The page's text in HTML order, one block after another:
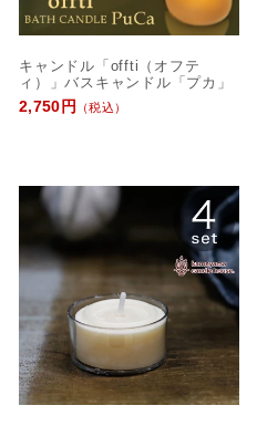
キャンドル「offti（オフテ
ィ）」バスキャンドル「プカ」
2,750円
（税込）